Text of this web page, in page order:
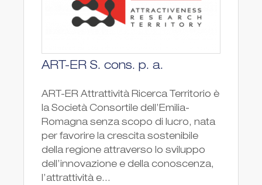
ART-ER S. cons. p. a.
ART-ER Attrattività Ricerca Territorio è
la Società Consortile dell’Emilia-
Romagna senza scopo di lucro, nata
per favorire la crescita sostenibile
della regione attraverso lo sviluppo
dell’innovazione e della conoscenza,
l’attrattività e...